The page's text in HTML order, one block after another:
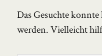
Das Gesuchte
werden. Vielleicht